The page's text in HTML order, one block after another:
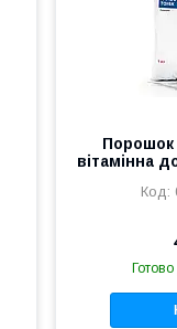
Порошок
вітамінна